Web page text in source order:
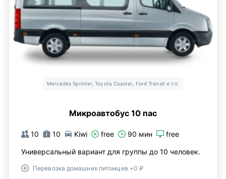
Mercedes Sprinter, Toyota Coaster, Ford Transit и т.п.
Микроавтобус 10 пас
10 10 Kiwi free 90 мин free
Универсальный вариант для группы до 10 человек.
Перевозка домашних питомцев +0 ₽